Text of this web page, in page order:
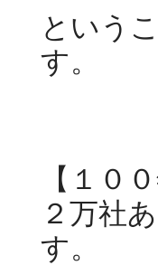
という
す。
【１０
２万社
す。